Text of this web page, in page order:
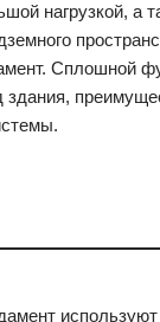
нагрузкой, а
Сплошной
здания,
используют